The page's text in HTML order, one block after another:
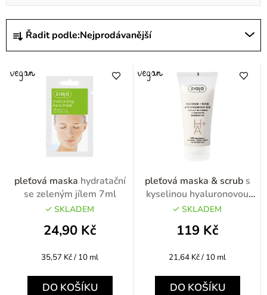
Ř
a
e
Řadit podle:Nejprodávanější
pleťová maska hydratační
se zeleným jílem 7ml
SKLADEM
24,90 Kč
Měrná
35,57 Kč / 10 ml
DO KOŠÍKU
pleťová maska & scrub s
kyselinou hyaluronovou
55ml
SKLADEM
119 Kč
Měrná
21,64 Kč / 10 ml
DO KOŠÍKU